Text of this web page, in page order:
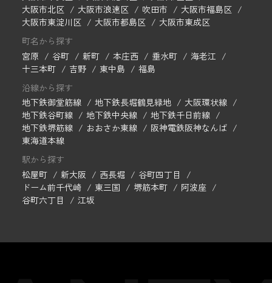
大阪市北区
大阪市浪速区 吹田市
大阪市福島区
大阪市東淀川区
大阪市都島区
大阪市東成区
町名から探す
宮原
谷町 新町 本庄西 垂水町
海老江
十三本町
吉野 東中島
福島
沿線から探す
地下鉄御堂筋線
地下鉄長堀鶴見緑地
大阪環状線
地下鉄谷町線
地下鉄中央線
地下鉄千日前線
地下鉄堺筋線
おおさか東線
阪神電鉄阪神なんば
東海道本線
駅から探す
松屋町
新大阪 西長堀
谷町四丁目
ドーム前千代崎
東三国 堺筋本町
阿波座
谷町六丁目
江坂